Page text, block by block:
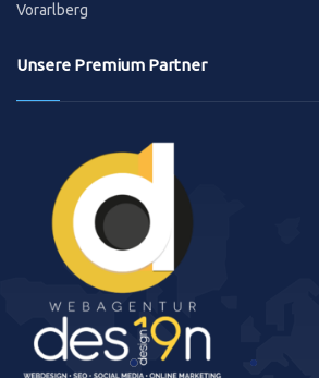
Vorarlberg
Unsere Premium Partner